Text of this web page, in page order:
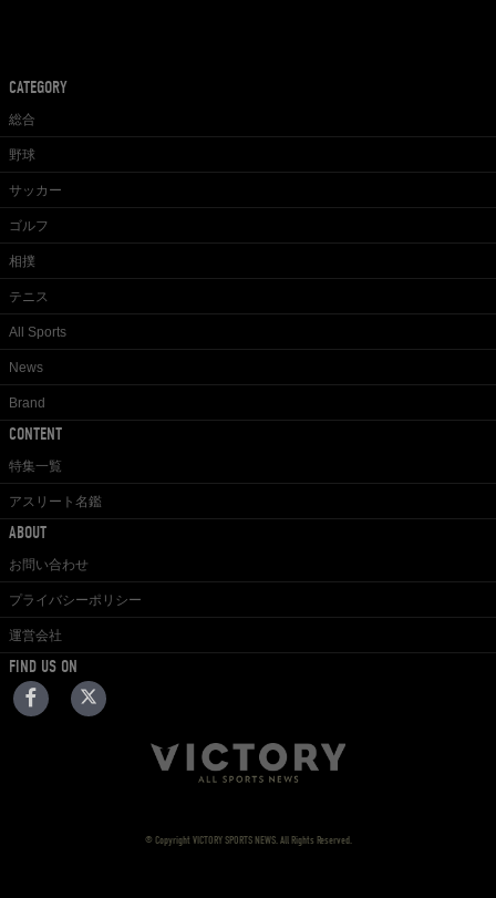
CATEGORY
総合
野球
サッカー
ゴルフ
相撲
テニス
All Sports
News
Brand
CONTENT
特集一覧
アスリート名鑑
ABOUT
お問い合わせ
プライバシーポリシー
運営会社
FIND US ON
© Copyright VICTORY SPORTS NEWS. All Rights Reserved.